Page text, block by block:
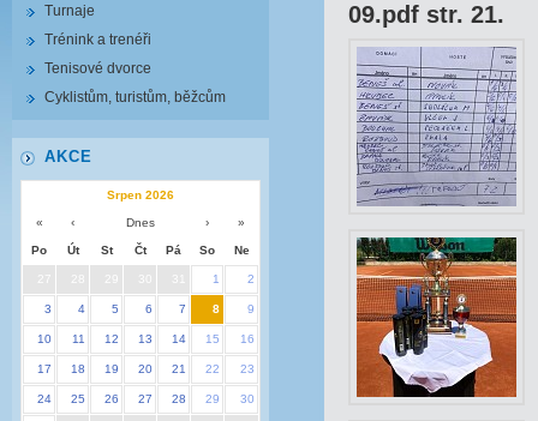
09.pdf str. 21.
Turnaje
Trénink a trenéři
Tenisové dvorce
Cyklistům, turistům, běžcům
AKCE
Srpen 2026
« ‹ Dnes › »
Po Út St Čt Pá So Ne
27 29 30 31 1 2
3 4 5 6 7 8 9
10 11 12 13 14 15 16
17 18 19 20 21 22 23
24 25 26 27 28 29 30